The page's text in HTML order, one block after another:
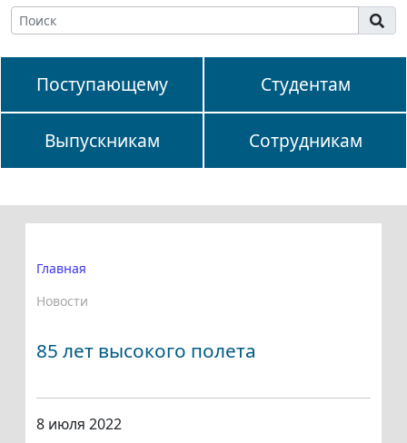
Поступающему Студентам
Выпускникам Сотрудникам
Главная
Новости
85 лет высокого полета
8 июля 2022